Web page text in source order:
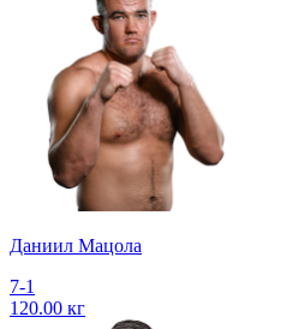
Даниил Мацола
7-1
120.00 кг